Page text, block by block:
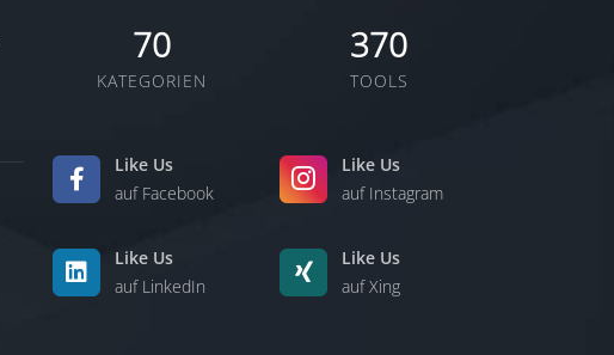
70
KATEGORIEN
370
TOOLS
Like Us
auf Facebook
Like Us
auf Instagram
Like Us
auf LinkedIn
Like Us
auf Xing